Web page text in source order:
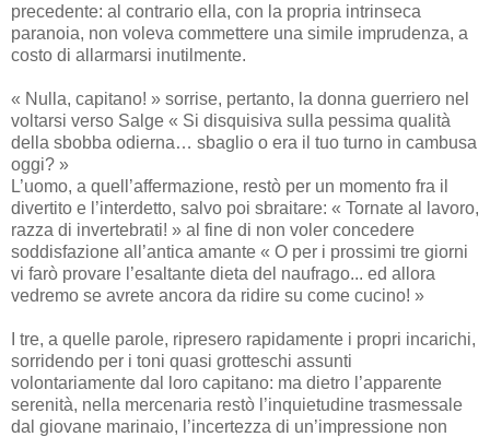
precedente: al contrario ella, con la propria intrinseca
paranoia, non voleva commettere una simile imprudenza, a
costo di allarmarsi inutilmente.
« Nulla, capitano! » sorrise, pertanto, la donna guerriero nel
voltarsi verso Salge « Si disquisiva sulla pessima qualità
della sbobba odierna… sbaglio o era il tuo turno in cambusa
oggi? »
L’uomo, a quell’affermazione, restò per un momento fra il
divertito e l’interdetto, salvo poi sbraitare: « Tornate al lavoro,
razza di invertebrati! » al fine di non voler concedere
soddisfazione all’antica amante « O per i prossimi tre giorni
vi farò provare l’esaltante dieta del naufrago... ed allora
vedremo se avrete ancora da ridire su come cucino! »
I tre, a quelle parole, ripresero rapidamente i propri incarichi,
sorridendo per i toni quasi grotteschi assunti
volontariamente dal loro capitano: ma dietro l’apparente
serenità, nella mercenaria restò l’inquietudine trasmessale
dal giovane marinaio, l’incertezza di un’impressione non